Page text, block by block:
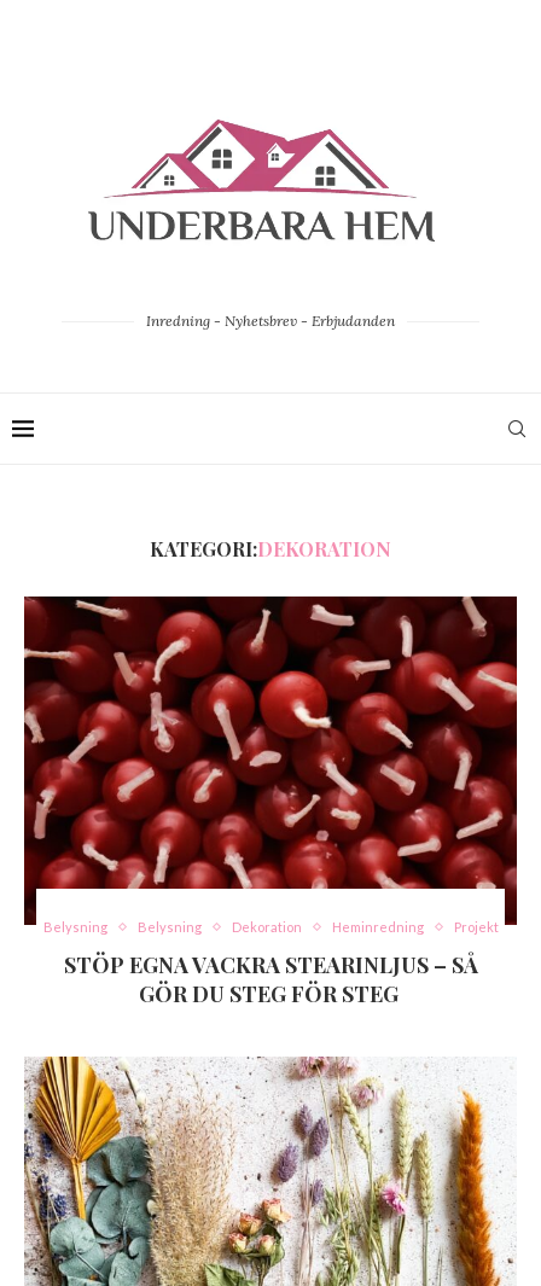
Inredning - Nyhetsbrev - Erbjudanden
KATEGORI:DEKORATION
Belysning Belysning Dekoration Heminredning Projekt
STÖP EGNA VACKRA STEARINLJUS – SÅ
GÖR DU STEG FÖR STEG